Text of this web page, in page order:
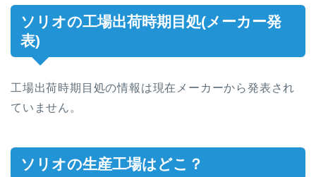
ソリオの工場出荷時期目処(メーカー発
表)
工場出荷時期目処の情報は現在メーカーから発表され
ていません。
ソリオの生産工場はどこ？